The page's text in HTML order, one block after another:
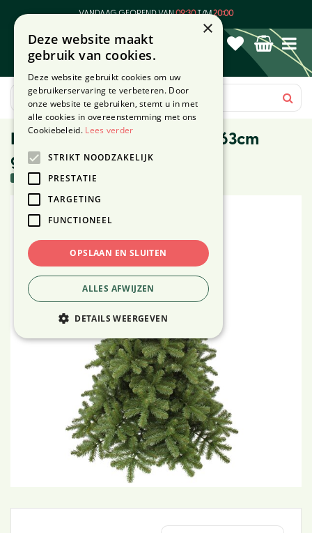
VANDAAG GEOPEND VAN09:30T/M20:00
Kerstboom scandia h260d163cm
groen
6 stuks in voorraad
×
Deze website maakt
gebruik van cookies.
Deze website gebruikt cookies om uw
gebruikerservaring te verbeteren. Door
onze website te gebruiken, stemt u in met
alle cookies in overeenstemming met ons
Cookiebeleid. Lees verder
STRIKT NOODZAKELIJK
PRESTATIE
TARGETING
FUNCTIONEEL
OPSLAAN EN SLUITEN
ALLES AFWIJZEN
DETAILS WEERGEVEN